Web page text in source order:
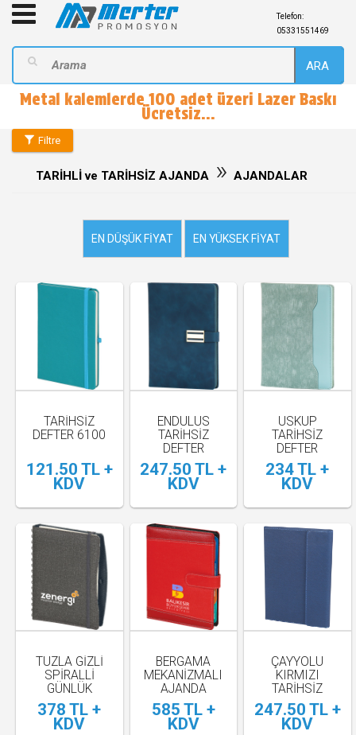
Telefon:
05331551469
ARA
Metal kalemlerde 100 adet üzeri Lazer Baskı
Ücretsiz...
Filtre
TARİHLİ ve TARİHSİZ AJANDA » AJANDALAR
EN DÜŞÜK FIYAT EN YÜKSEK FIYAT
TARIHSIZ
DEFTER 6100
121.50 TL +
KDV
ENDÜLÜS
TARİHSİZ
DEFTER
247.50 TL +
KDV
ÜSKÜP
TARİHSİZ
DEFTER
234 TL +
KDV
TUZLA GİZLİ
SPİRALLİ
GÜNLÜK
AJANDA
378 TL +
KDV
BERGAMA
MEKANİZMALI
AJANDA
585 TL +
KDV
ÇAYYOLU
KIRMIZI
TARİHSİZ
DEFTER (15X22
CM)
247.50 TL +
KDV